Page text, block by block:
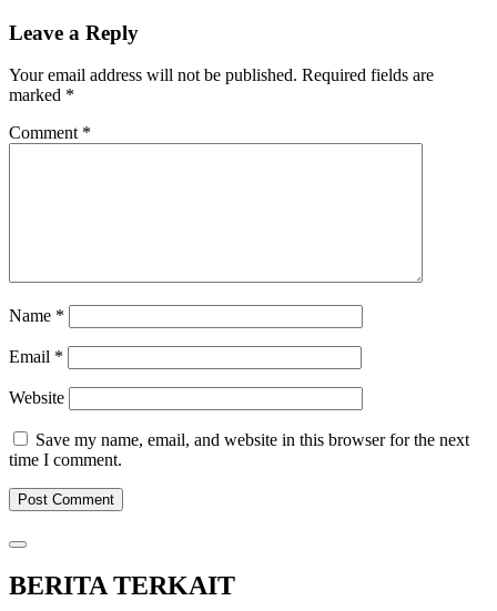
Leave a Reply
Your email address will not be published. Required fields are
marked *
Comment *
Name *
Email *
Website
Save my name, email, and website in this browser for the next
time I comment.
BERITA TERKAIT